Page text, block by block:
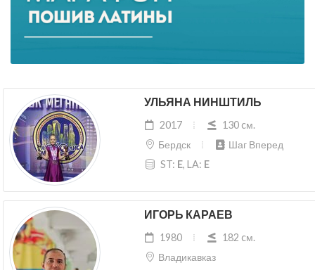
УЛЬЯНА НИНШТИЛЬ
2017
130 cм.
Бердск
Шаг Вперед
ST: E, LA: E
ИГОРЬ КАРАЕВ
1980
182 cм.
Владикавказ